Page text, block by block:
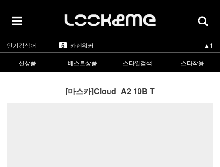
인기검색어
2 마스카 ▲3
린드버그 ▼-2
5 카렌워커 ▲1
1 라피스센시블레
▲3
신상품
베스트상품 스타일검색 스타착용
[마스카]Cloud_A2 10B T